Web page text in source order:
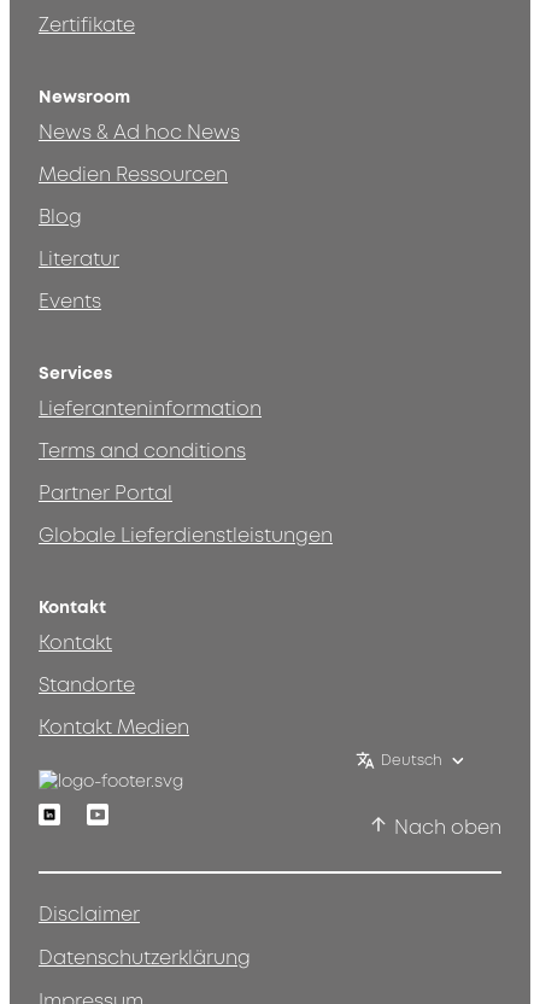
Zertifikate
Newsroom
News & Ad hoc News
Medien Ressourcen
Blog
Literatur
Events
Services
Lieferanteninformation
Terms and conditions
Partner Portal
Globale Lieferdienstleistungen
Kontakt
Kontakt
Standorte
Kontakt Medien
Deutsch
LinkedinYoutube
Nach oben
Disclaimer
Datenschutzerklärung